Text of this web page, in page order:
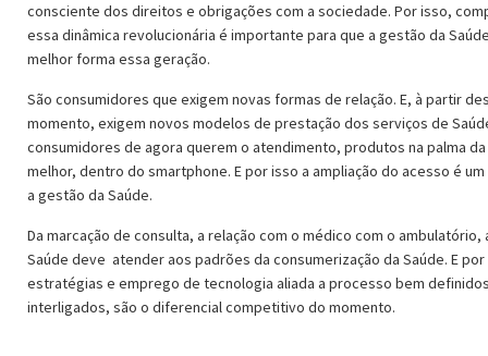
consciente dos direitos e obrigações com a sociedade. Por isso,
essa dinâmica revolucionária é importante para que a gestão da
melhor forma essa geração.
São consumidores que exigem novas formas de relação. E, à partir
momento, exigem novos modelos de prestação dos serviços de
consumidores de agora querem o atendimento, produtos na palma da
melhor, dentro do smartphone. E por isso a ampliação do acesso é
a gestão da Saúde.
Da marcação de consulta, a relação com o médico com o ambulatório,
Saúde deve atender aos padrões da consumerização da Saúde. E
estratégias e emprego de tecnologia aliada a processo bem
interligados, são o diferencial competitivo do momento.